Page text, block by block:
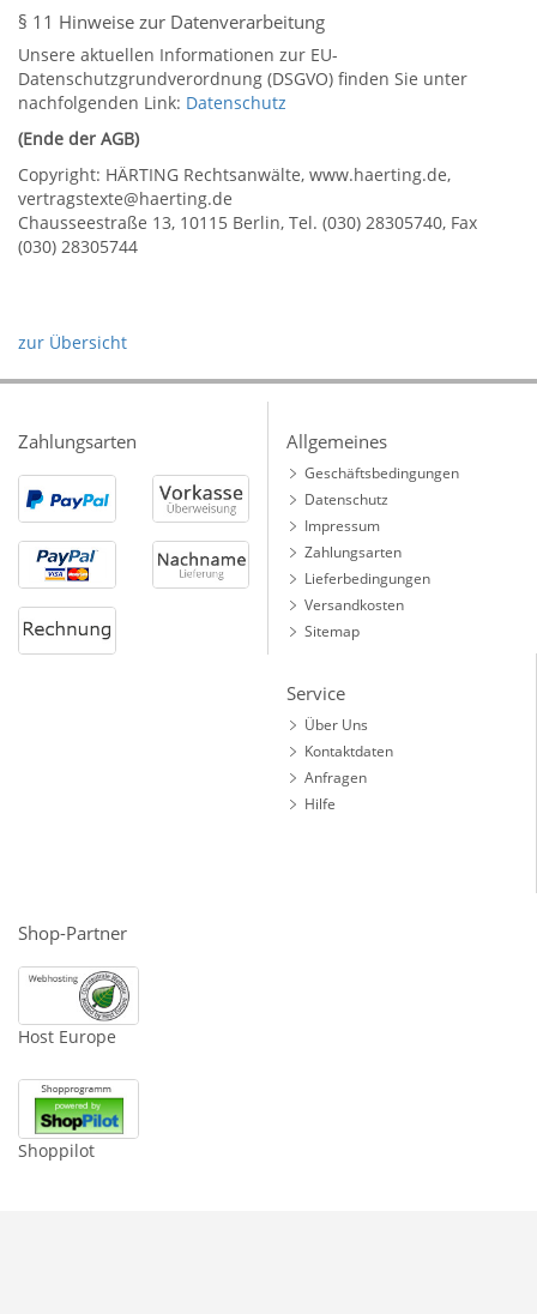
§ 11 Hinweise zur Datenverarbeitung
Unsere aktuellen Informationen zur EU-
Datenschutzgrundverordnung (DSGVO) finden Sie unter
nachfolgenden Link: Datenschutz
(Ende der AGB)
Copyright: HÄRTING Rechtsanwälte, www.haerting.de,
vertragstexte@haerting.de
Chausseestraße 13, 10115 Berlin, Tel. (030) 28305740, Fax
(030) 28305744
zur Übersicht
Zahlungsarten Allgemeines
Geschäftsbedingungen
Datenschutz
Impressum
Zahlungsarten
Lieferbedingungen
Versandkosten
Sitemap
Service
Über Uns
Kontaktdaten
Anfragen
Hilfe
Shop-Partner
Host Europe
Shoppilot